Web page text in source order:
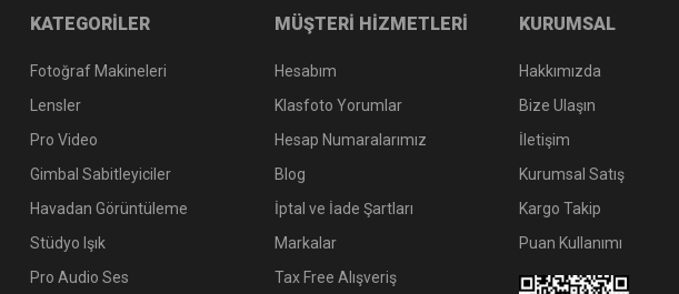
KATEGORİLER
Fotoğraf Makineleri
Lensler
Pro Video
Gimbal Sabitleyiciler
Havadan Görüntüleme
Stüdyo Işık
Pro Audio Ses
MÜŞTERİ HİZMETLERİ
Hesabım
Klasfoto Yorumlar
Hesap Numaralarımız
Blog
İptal ve İade Şartları
Markalar
Tax Free Alışveriş
KURUMSAL
Hakkımızda
Bize Ulaşın
İletişim
Kurumsal Satış
Kargo Takip
Puan Kullanımı